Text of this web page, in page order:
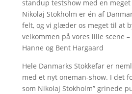
standup testshow med en
Nikolaj Stokholm er én af
felt, og vi glæder os meget til at
velkommen på vores lille scene
Hanne og Bent Hargaard
Hele Danmarks Stokkefar er
med et nyt oneman-show. I det
som Nikolaj Stokholm” grinede